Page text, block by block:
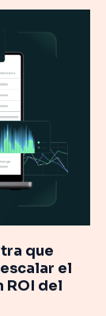
que
el
ROI del